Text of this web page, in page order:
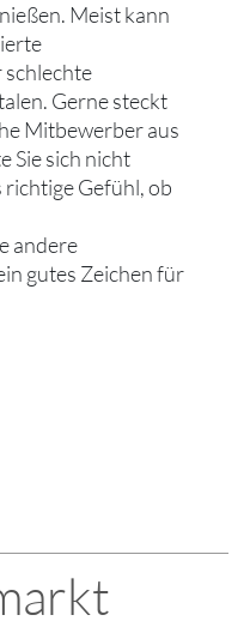
Meist kann
schlechte
Gerne steckt
Mitbewerber aus
Sie sich nicht
richtige Gefühl, ob
andere
gutes Zeichen für